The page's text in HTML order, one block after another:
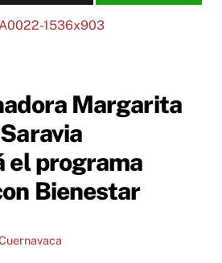
Margarita
el programa
Bienestar